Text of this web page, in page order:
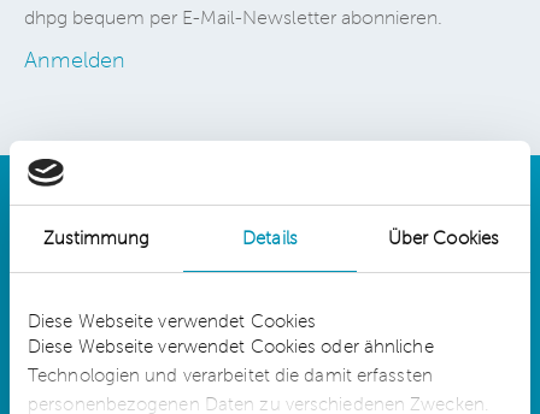
Zustimmung Details Über Cookies
Diese Webseite verwendet Cookies
Diese Webseite verwendet Cookies oder ähnliche
Technologien und verarbeitet die damit erfassten
personenbezogenen Daten zu verschiedenen Zwecken.
dhpg bequem per E-Mail-Newsletter abonnieren.
Anmelden
dhpg is an independent network member of
CLA Global. See
CLAglobal.com/disclaimer